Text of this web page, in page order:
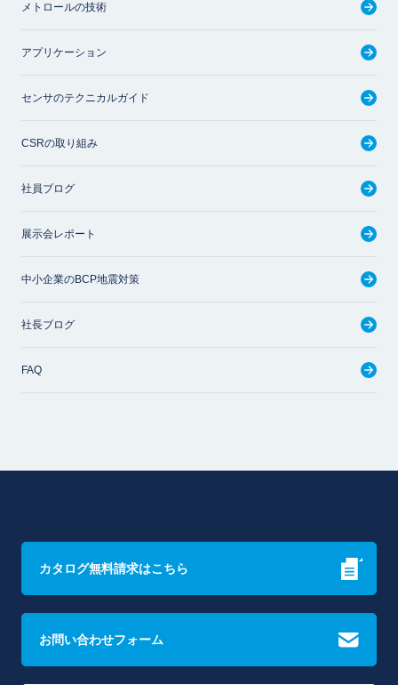
メトロールの技術
アプリケーション
センサのテクニカルガイド
CSRの取り組み
社員ブログ
展示会レポート
中小企業のBCP地震対策
社長ブログ
FAQ
カタログ無料請求はこちら
お問い合わせフォーム